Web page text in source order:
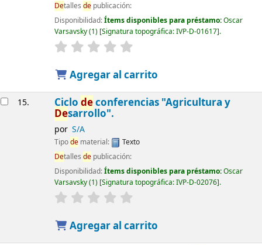
Detalles depublicación:
Disponibilidad:Ítems disponibles para préstamo:Oscar
Varsavsky(1) Signatura topográfica:IVP-D-01617 .
Agregar al carrito
15. Ciclo deconferencias "Agricultura y
Desarrollo".
por S/A
Tipodematerial:
Texto
Detalles depublicación:
Disponibilidad:Ítems disponibles para préstamo:Oscar
Varsavsky(1) Signatura topográfica:IVP-D-02076 .
Agregar al carrito